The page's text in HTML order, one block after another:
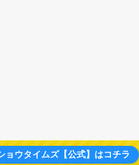
ョウタイムズ【公式】はコチラ